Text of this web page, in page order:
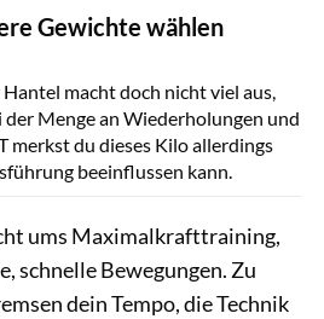
Gewichte wählen
macht doch nicht viel aus,
der Menge an Wiederholungen und
merkst du dieses Kilo allerdings
beeinflussen kann.
ums Maximalkrafttraining,
schnelle Bewegungen. Zu
dein Tempo, die Technik